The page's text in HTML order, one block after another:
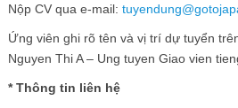
Nộp CV qua e-mail:
Ứng viên ghi rõ tên và vị trí dự tuyển
Nguyen Thi A – Ung tuyen Giao vien
* Thông tin liên hệ